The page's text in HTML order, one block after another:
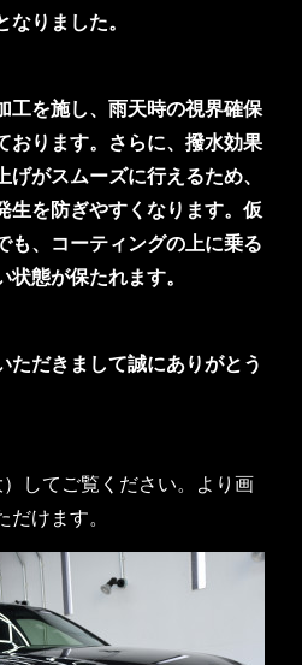
りました。
工を施し、雨天時の視界確保
おります。さらに、撥水効果
がスムーズに行えるため、
生を防ぎやすくなります。仮
も、コーティングの上に乗る
態が保たれます。
ただきまして誠にありがとう
してご覧ください。より画
けます。